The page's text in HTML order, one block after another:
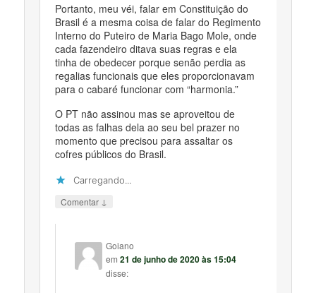
Portanto, meu véi, falar em Constituição do
Brasil é a mesma coisa de falar do Regimento
Interno do Puteiro de Maria Bago Mole, onde
cada fazendeiro ditava suas regras e ela
tinha de obedecer porque senão perdia as
regalias funcionais que eles proporcionavam
para o cabaré funcionar com “harmonia.”
O PT não assinou mas se aproveitou de
todas as falhas dela ao seu bel prazer no
momento que precisou para assaltar os
cofres públicos do Brasil.
Carregando...
Comentar ↓
Goiano
em21 de junho de 2020 às 15:04
disse: